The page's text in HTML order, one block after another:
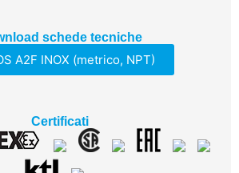
schede tecniche
A2F INOX (metrico, NPT)
Certificati